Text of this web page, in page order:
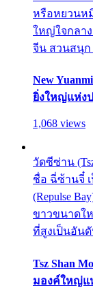
หรือหยวนห
ใหญ่ใจกลา
จีน สวนสนุก
New
ยิ่งใหญ่แห่ง
1,068 views
วัดซีซ่าน
ชื่อ ฉี่ซ้านจี๋
(Repulse
ขาวขนาดใ
ที่สูงเป็นอัน
Tsz Shan
มองค์ใหญ่แ